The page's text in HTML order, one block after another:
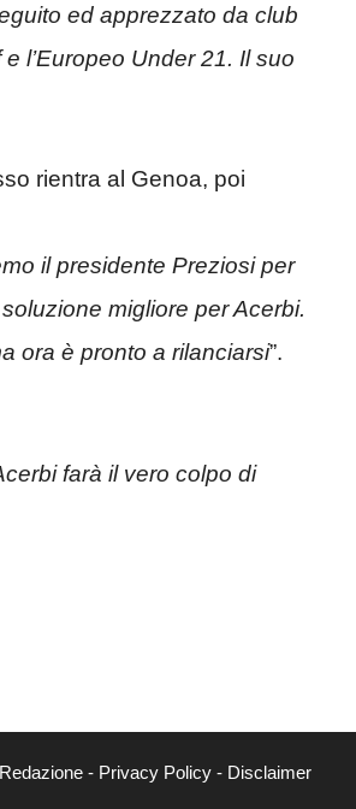
ed apprezzato da club
l’Europeo Under 21. Il suo
rientra al Genoa, poi
il presidente Preziosi per
migliore per Acerbi.
ora è pronto a rilanciarsi”.
farà il vero colpo di
Redazione- Privacy Policy- Disclaimer